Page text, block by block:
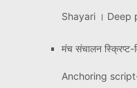
Shayari । Deep
मंच संचालन स्क्रिप्ट-
Anchoring